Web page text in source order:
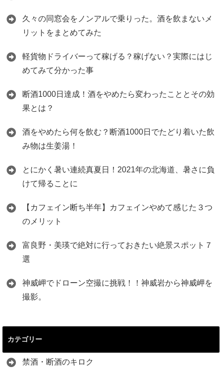
久々の同窓会をノンアルで乗りった。酒を飲まないメ
リットをまとめてみた
軽貨物ドライバーって稼げる？稼げない？実際にはじ
めてみて分かった事
断酒1000日達成！酒をやめたら変わったこととその効
果とは？
酒をやめたら何を飲む？断酒1000日でたどり着いた飲
み物は生姜湯！
とにかく暑い連続真夏日！2021年の北海道、暑さに負
けて帰ることに
【カフェイン断ち半年】カフェインやめて感じた３つ
のメリット
富良野・美瑛で絶対に行っておきたい絶景スポット７
選
神威岬でドローン空撮に挑戦！！神威岩から神威岬を
撮影。
カテゴリー
禁酒・断酒のキロク